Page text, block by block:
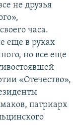
не друзья
часа.
еще в руках
но все еще
«Отечество»,
патриарх